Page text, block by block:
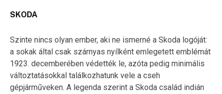
SKODA
Szinte nincs olyan ember, aki ne ismerné a Skoda logóját:
a sokak által csak szárnyas nyílként emlegetett emblémát
1923. decemberében védették le, azóta pedig minimális
változtatásokkal találkozhatunk vele a cseh
gépjárműveken. A legenda szerint a Skoda család indián